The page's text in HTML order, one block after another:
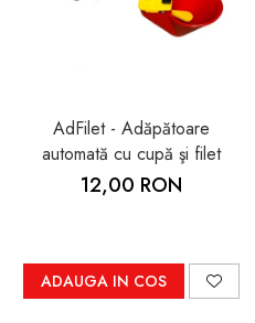
AdFilet - Adăpătoare
automată cu cupă şi filet
12,00 RON
ADAUGA IN COS